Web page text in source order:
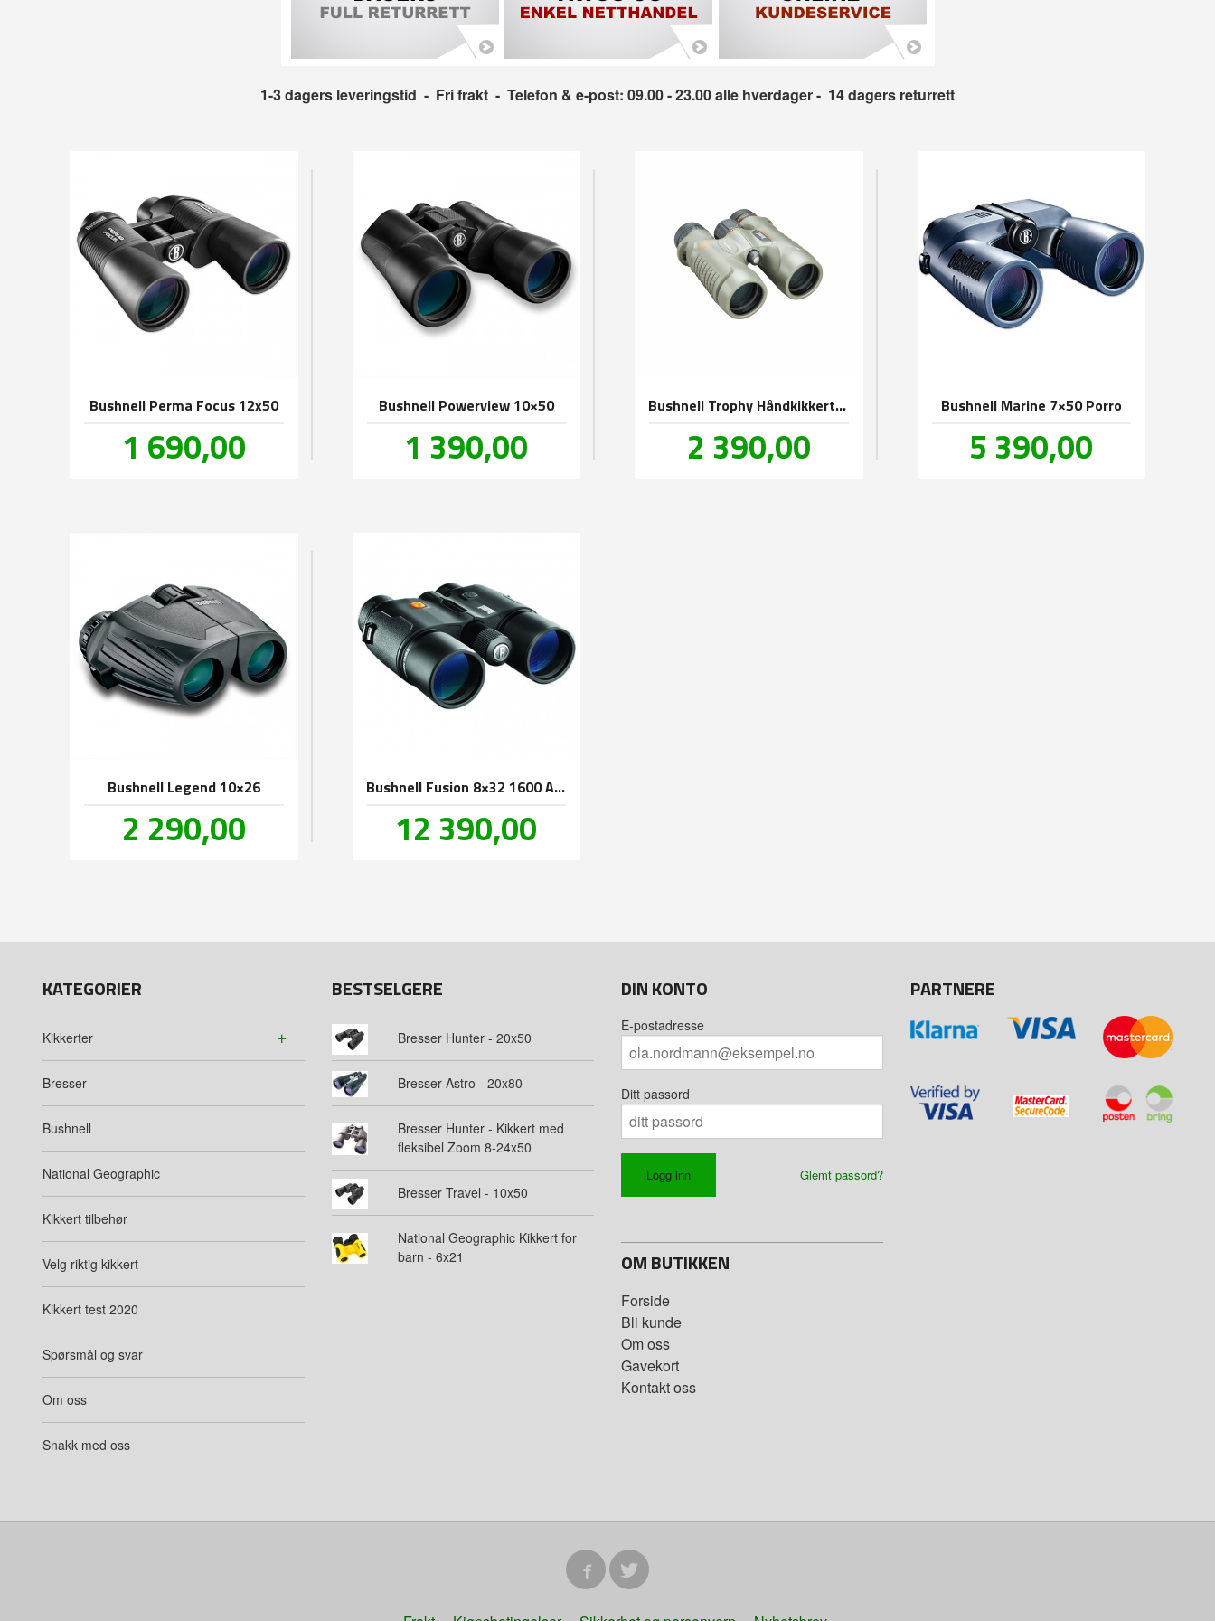
1-3 dagers leveringstid - Fri frakt - Telefon & e-post: 09.00 - 23.00 alle hverdager- 14 dagers returrett
Bushnell Perma Focus 12x50
Pris
1 690,00mva.
Bushnell Powerview 10×50
Pris
1 390,00
Bushnell Trophy Håndkikkert 10x42
Pris
2 390,00mva.
Bushnell Marine 7×50 Porro
Pris
5 390,00
Bushnell Legend 10×26
Pris
2 290,00mva.
Bushnell Fusion 8×32 1600 ARC
Pris
12 390,00
KATEGORIER
Kikkerter
Bresser
Bushnell
National Geographic
Kikkert tilbehør
Velg riktig kikkert
Kikkert test 2020
Spørsmål og svar
Om oss
Snakk med oss
BESTSELGERE
Bresser Hunter - 20x50
Bresser Astro - 20x80
Bresser Hunter - Kikkert med
fleksibel Zoom 8-24x50
Bresser Travel - 10x50
National Geographic Kikkert for
barn - 6x21
DIN KONTO
E-postadresse
Ditt passord
Glemt passord?
OM BUTIKKEN
Forside
Bli kunde
Om oss
Gavekort
Kontakt oss
PARTNERE